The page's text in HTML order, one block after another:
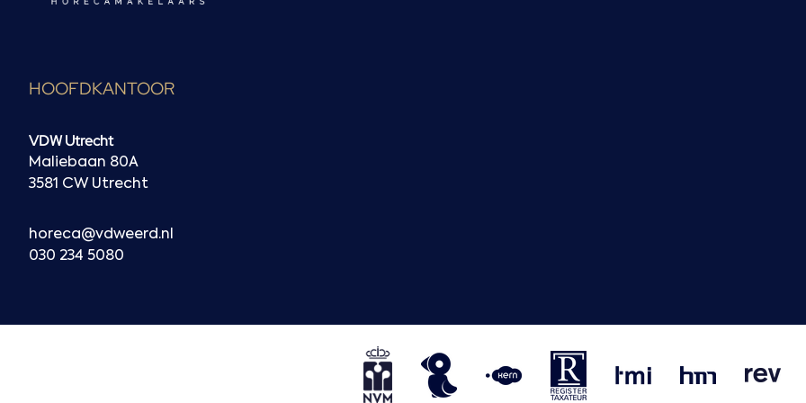
HOOFDKANTOOR
VDW Utrecht
Maliebaan 80A
3581 CW Utrecht
horeca@vdweerd.nl
030 234 5080
NVM
Kern
TMI
HMN